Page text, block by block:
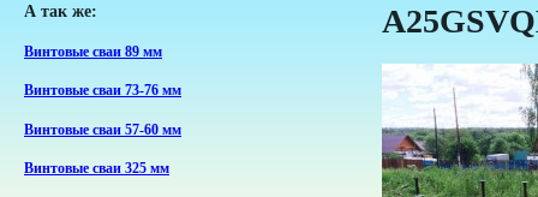
А так же:
Винтовые сваи 89 мм
Винтовые сваи 73-76 мм
Винтовые сваи 57-60 мм
Винтовые сваи 325 мм